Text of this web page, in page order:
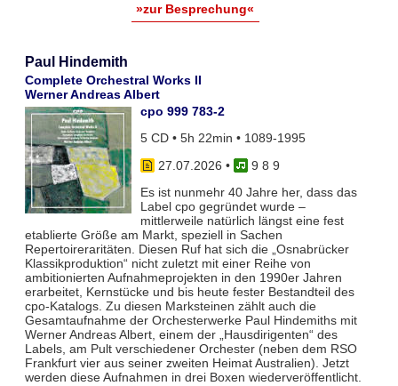
»zur Besprechung«
Paul Hindemith
Complete Orchestral Works II
Werner Andreas Albert
cpo 999 783-2
5 CD • 5h 22min • 1089-1995
27.07.2026 •
9 8 9
Es ist nunmehr 40 Jahre her, dass das
Label cpo gegründet wurde –
mittlerweile natürlich längst eine fest
etablierte Größe am Markt, speziell in Sachen
Repertoireraritäten. Diesen Ruf hat sich die „Osnabrücker
Klassikproduktion“ nicht zuletzt mit einer Reihe von
ambitionierten Aufnahmeprojekten in den 1990er Jahren
erarbeitet, Kernstücke und bis heute fester Bestandteil des
cpo-Katalogs. Zu diesen Marksteinen zählt auch die
Gesamtaufnahme der Orchesterwerke Paul Hindemiths mit
Werner Andreas Albert, einem der „Hausdirigenten“ des
Labels, am Pult verschiedener Orchester (neben dem RSO
Frankfurt vier aus seiner zweiten Heimat Australien). Jetzt
werden diese Aufnahmen in drei Boxen wiederveröffentlicht.